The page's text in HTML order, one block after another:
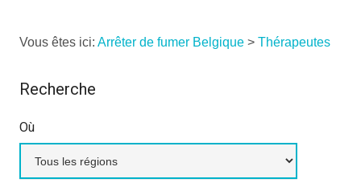
Vous êtes ici: Arrêter de fumer Belgique > Thérapeutes
Recherche
Où